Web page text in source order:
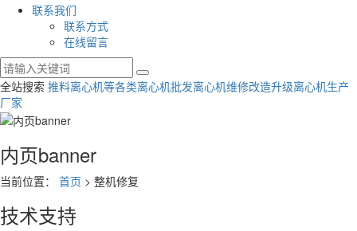
联系我们
联系方式
在线留言
全站搜索 推料离心机等各类离心机批发离心机维修改造升级离心机生产
厂家
内页banner
当前位置： 首页 > 整机修复
技术支持